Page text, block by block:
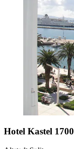
Hotel Kastel 1700